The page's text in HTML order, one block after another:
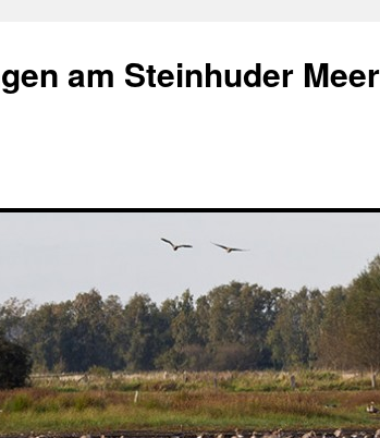
am Steinhuder Meer